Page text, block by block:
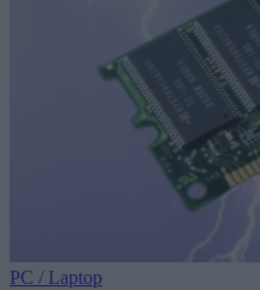
PC / Laptop